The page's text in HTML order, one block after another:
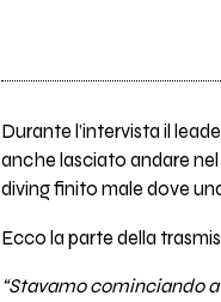
Durante l’intervista il
anche lasciato andare
diving finito male dove
Ecco la parte della
“Stavamo cominciando